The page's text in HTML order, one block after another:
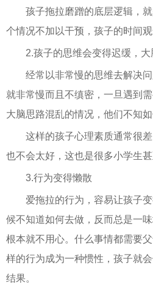
孩子拖拉磨蹭的底层逻辑，
个情况不加以干预，孩子的时间观
2.孩子的思维会变得迟缓，大
经常以非常慢的思维去解决
就非常慢而且不缜密，一旦遇到
大脑思路混乱的情况，他们不知如
这样的孩子心理素质通常很
也不会太好，这也是很多小学生
3.行为变得懒散
爱拖拉的行为，容易让孩子
候不知道如何去做，反而总是一
根本就不用心。什么事情都需要
样的行为成为一种惯性，孩子就
结果。